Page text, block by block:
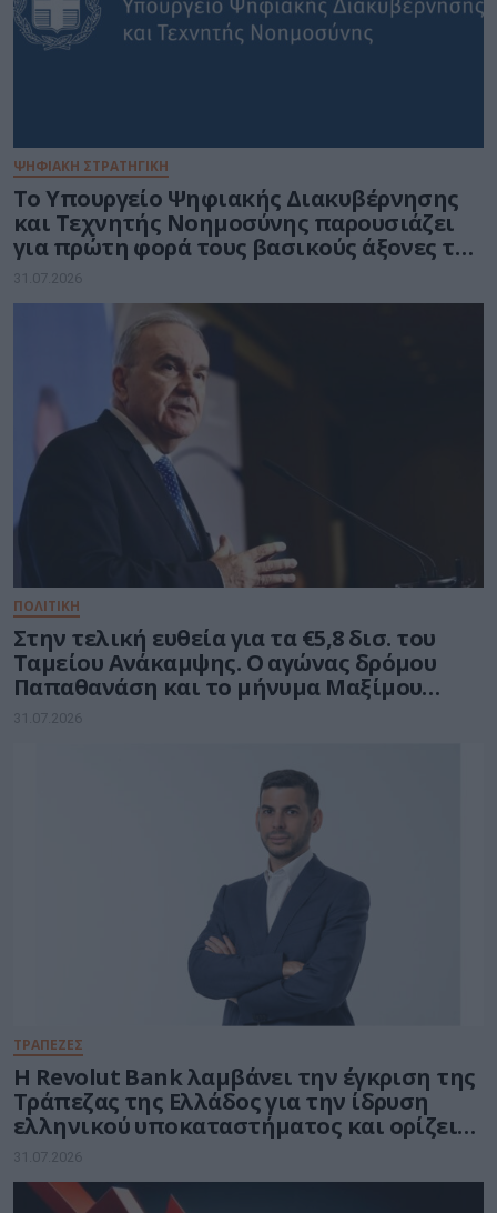
ΨΗΦΙΑΚΗ ΣΤΡΑΤΗΓΙΚΗ
Το Υπουργείο Ψηφιακής Διακυβέρνησης
και Τεχνητής Νοημοσύνης παρουσιάζει
για πρώτη φορά τους βασικούς άξονες του
νέου Εθνικού Διαστημικού Προγράμματος
31.07.2026
ΠΟΛΙΤΙΚΗ
Στην τελική ευθεία για τα €5,8 δισ. του
Ταμείου Ανάκαμψης. Ο αγώνας δρόμου
Παπαθανάση και το μήνυμα Μαξίμου
στους υπουργούς
31.07.2026
ΤΡΑΠΕΖΕΣ
Η Revolut Bank λαμβάνει την έγκριση της
Τράπεζας της Ελλάδος για την ίδρυση
ελληνικού υποκαταστήματος και ορίζει
τον Βασίλη Αμεράνη Γενικό Διευθυντή
31.07.2026